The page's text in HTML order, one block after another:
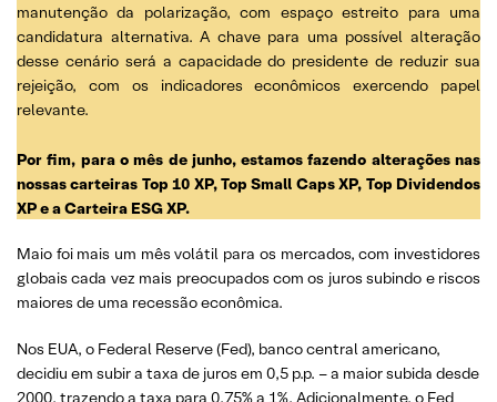
manutenção da polarização, com espaço estreito para uma
candidatura alternativa. A chave para uma possível alteração
desse cenário será a capacidade do presidente de reduzir sua
rejeição, com os indicadores econômicos exercendo papel
relevante.
Por fim, para o mês de junho, estamos fazendo alterações nas
nossas carteiras Top 10 XP, Top Small Caps XP, Top Dividendos
XP e a Carteira ESG XP.
Maio foi mais um mês volátil para os mercados, com investidores
globais cada vez mais preocupados com os juros subindo e riscos
maiores de uma recessão econômica.
Nos EUA, o Federal Reserve (Fed), banco central americano,
decidiu em subir a taxa de juros em 0,5 p.p. – a maior subida desde